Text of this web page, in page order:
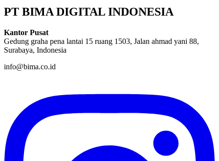
PT BIMA DIGITAL INDONESIA
Kantor Pusat
Gedung graha pena lantai 15 ruang 1503, Jalan ahmad yani 88,
Surabaya, Indonesia
info@bima.co.id